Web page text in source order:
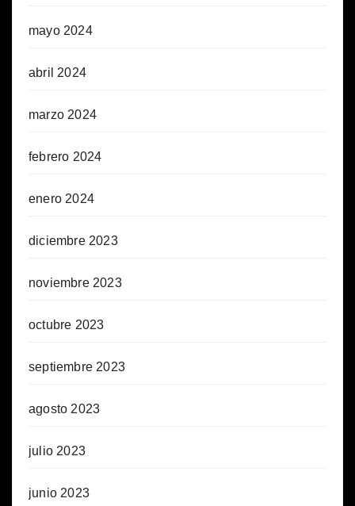
mayo 2024
abril 2024
marzo 2024
febrero 2024
enero 2024
diciembre 2023
noviembre 2023
octubre 2023
septiembre 2023
agosto 2023
julio 2023
junio 2023